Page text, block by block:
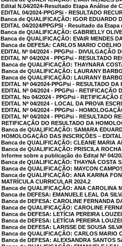
Edital N.04/2024-Resultado Etapa Análise de
EDITAL 04/2024-PPGPSi - RESULTADO
Banca de QUALIFICAÇÃO: IGOR EDUARDO
EDITAL 04/2024/PPGPSI - Resultado da
Banca de QUALIFICAÇÃO: GABRIELLY
Banca de QUALIFICAÇÃO: EVAIR MENDES
Banca de DEFESA: CARLOS MARIO
EDITAL Nº 04/2024 - PPGPsi - DIVULGAÇÃO
EDITAL Nº 04/2024 - PPGPsi - RESULTADO
Banca de QUALIFICAÇÃO: THAYNARA
Banca de QUALIFICAÇÃO: LAURANY
Banca de QUALIFICAÇÃO: LAURANY
EDITAL Nº 04/2024-PPGPsi - RESULTADO DA
EDITAL Nº 04/2024 - PPGPsi - RETIFICAÇÃO
EDITAL No 04/2024 - PPGPsi -
EDITAL Nº 04/2024 - LOCAL DA PROVA
EDITAL Nº 04/2024 - PPGPsi -
EDITAL Nº 04/2024 - PPGPsi - RESULTADO
RETIFICAÇÃO DO RESULTADO DA
Banca de QUALIFICAÇÃO: SAMARA
HOMOLOGAÇÃO DAS INSCRIÇÕES – EDITAL
Banca de QUALIFICAÇÃO: CLEANE MARIA
Banca de QUALIFICAÇÃO: PRISCILA
Informe sobre a publicação do Edital Nº 04/
Banca de QUALIFICAÇÃO: THAYNÁ COSTA
Banca de QUALIFICAÇÃO: MAYCON
Banca de QUALIFICAÇÃO: ANA KARINA
MATRÍCULA CURRICULAR 2024.2
Banca de QUALIFICAÇÃO: ANA CAROLINA
Banca de DEFESA: EMANUELE LEAL DA
Banca de DEFESA: CAROLINE FERNANDA
Banca de QUALIFICAÇÃO: CAROLINE
Banca de DEFESA: LETÍCIA PEREIRA
Banca de DEFESA: LETÍCIA PEREIRA
Banca de DEFESA: LARISSE DE SOUSA
Banca de QUALIFICAÇÃO: CARLOS MARIO
Banca de DEFESA: ALEXSANDRA SANTOS